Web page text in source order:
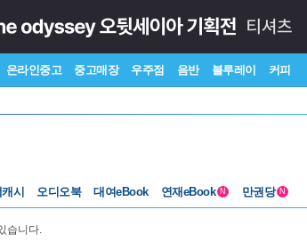
온라인중고 중고매장 우주점 음반 블루레이 커피
시 오디오북 대여eBook 연재eBook N 만권당 N
습니다.